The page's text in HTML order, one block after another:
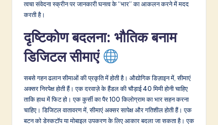
ti
o
त्वचा संवेदना स्क्रीन पर जानकारी घनत्व के “भार” का आकलन करने में मदद
करती है।
दृष्टिकोण बदलना: भौतिक बनाम
डिजिटल सीमाएं
सबसे गहन ढलान सीमाओं की प्रकृति में होती है। औद्योगिक डिज़ाइन में, सीमाएं
अक्सर निरपेक्ष होती हैं। एक दरवाज़े के हैंडल की चौड़ाई 40 मिमी होनी चाहिए
ताकि हाथ में फिट हो। एक कुर्सी का पैर 100 किलोग्राम का भार सहन करना
चाहिए। डिजिटल वातावरण में, सीमाएं अक्सर सापेक्ष और गतिशील होती हैं। एक
बटन को डेस्कटॉप या मोबाइल उपकरण के लिए आकार बदला जा सकता है। एक